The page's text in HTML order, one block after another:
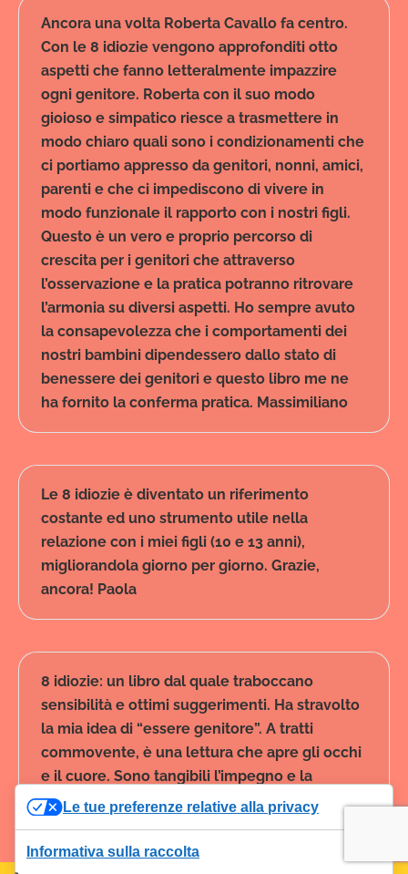
Ancora una volta Roberta Cavallo fa centro.
Con le 8 idiozie vengono approfonditi otto
aspetti che fanno letteralmente impazzire
ogni genitore. Roberta con il suo modo
gioioso e simpatico riesce a trasmettere in
modo chiaro quali sono i condizionamenti che
ci portiamo appresso da genitori, nonni, amici,
parenti e che ci impediscono di vivere in
modo funzionale il rapporto con i nostri figli.
Questo è un vero e proprio percorso di
crescita per i genitori che attraverso
l’osservazione e la pratica potranno ritrovare
l’armonia su diversi aspetti. Ho sempre avuto
la consapevolezza che i comportamenti dei
nostri bambini dipendessero dallo stato di
benessere dei genitori e questo libro me ne
ha fornito la conferma pratica. Massimiliano
Le 8 idiozie è diventato un riferimento
costante ed uno strumento utile nella
relazione con i miei figli (10 e 13 anni),
migliorandola giorno per giorno. Grazie,
ancora! Paola
8 idiozie: un libro dal quale traboccano
sensibilità e ottimi suggerimenti. Ha stravolto
la mia idea di “essere genitore”. A tratti
commovente, è una lettura che apre gli occhi
e il cuore. Sono tangibili l’impegno e la
passione degli autori. Grazie! Luca
Le tue preferenze relative alla privacy
Informativa sulla raccolta